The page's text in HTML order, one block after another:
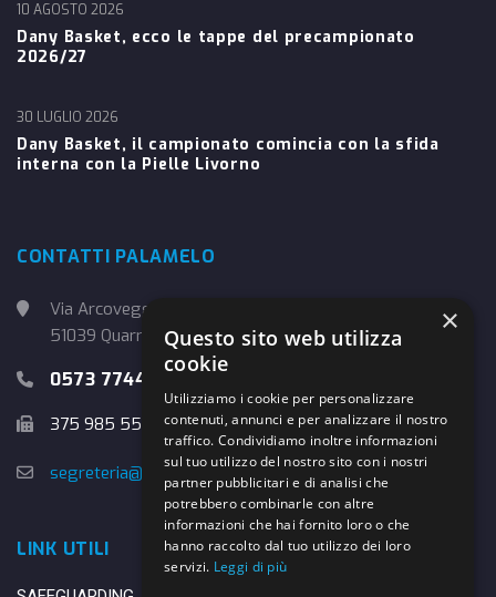
Dany Basket, ecco le tappe del precampionato
2026/27
10 AGOSTO 2026
Dany Basket, il campionato comincia con la sfida
interna con la Pielle Livorno
30 LUGLIO 2026
CONTATTI PALAMELO
Via Arcoveggio, 4
51039 Quarrata (PT)
0573 774457
375 985 5526
segreteria@danybasket.it
LINK UTILI
×
Questo sito web utilizza
cookie
Utilizziamo i cookie per personalizzare
contenuti, annunci e per analizzare il nostro
traffico. Condividiamo inoltre informazioni
sul tuo utilizzo del nostro sito con i nostri
partner pubblicitari e di analisi che
potrebbero combinarle con altre
informazioni che hai fornito loro o che
hanno raccolto dal tuo utilizzo dei loro
servizi. Leggi di più